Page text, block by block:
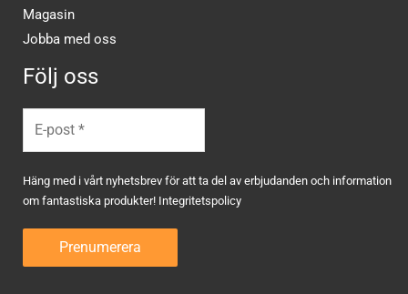
Magasin
Jobba med oss
Följ oss
Häng med i vårt nyhetsbrev för att ta del av erbjudanden och information
om fantastiska produkter! Integritetspolicy